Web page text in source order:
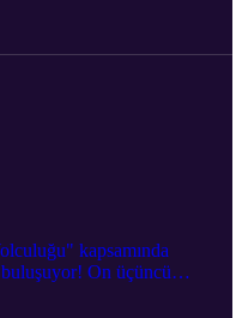
kapsamında
On üçüncü
Teknisyeni Mustafa